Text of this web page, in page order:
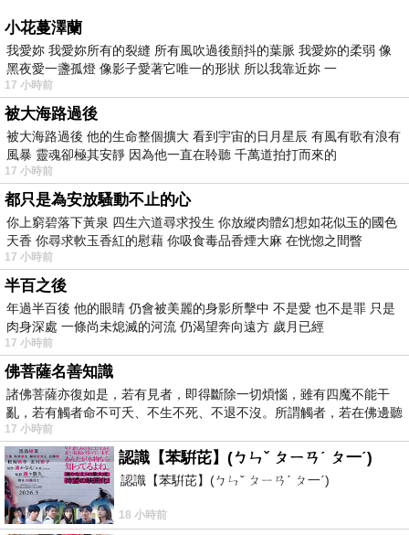
小花蔓澤蘭
我愛妳 我愛妳所有的裂縫 所有風吹過後顫抖的葉脈 我愛妳的柔弱 像
黑夜愛一盞孤燈 像影子愛著它唯一的形狀 所以我靠近妳 一
17 小時前
被大海路過後
被大海路過後 他的生命整個擴大 看到宇宙的日月星辰 有風有歌有浪有
風暴 靈魂卻極其安靜 因為他一直在聆聽 千萬道拍打而來的
17 小時前
都只是為安放騷動不止的心
你上窮碧落下黃泉 四生六道尋求投生 你放縱肉體幻想如花似玉的國色
天香 你尋求軟玉香紅的慰藉 你吸食毒品香煙大麻 在恍惚之間瞥
17 小時前
半百之後
年過半百後 他的眼睛 仍會被美麗的身影所擊中 不是愛 也不是罪 只是
肉身深處 一條尚未熄滅的河流 仍渴望奔向遠方 歲月已經
17 小時前
佛菩薩名善知識
諸佛菩薩亦復如是，若有見者，即得斷除一切煩惱，雖有四魔不能干
亂，若有觸者命不可夭、不生不死、不退不沒。所謂觸者，若在佛邊聽
受
17 小時前
認識【苯騈芘】(ㄅㄣˇ ㄆㄧㄢˊ ㄆ一ˊ)
認識【苯騈芘】(ㄅㄣˇ ㄆㄧㄢˊ ㄆ一ˊ)
18 小時前